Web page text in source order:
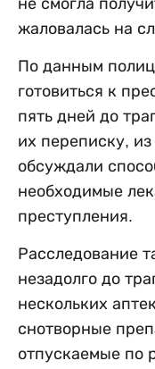
не смогла
жаловалась на
По данным
готовиться к
пять дней до
их переписку,
обсуждали
необходимые
преступления.
Расследование
незадолго до
нескольких
снотворные
отпускаемые по